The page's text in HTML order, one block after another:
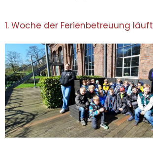
1. Woche der Ferienbetreuung läuft